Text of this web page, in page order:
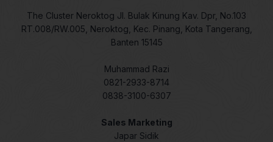
The Cluster Neroktog Jl. Bulak Kinung Kav. Dpr, No.103
RT.008/RW.005, Neroktog, Kec. Pinang, Kota Tangerang,
Banten 15145
Muhammad Razi
0821-2933-8714
0838-3100-6307
Sales Marketing
Japar Sidik